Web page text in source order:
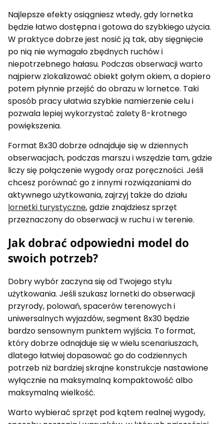
Najlepsze efekty osiągniesz wtedy, gdy lornetka
będzie łatwo dostępna i gotowa do szybkiego użycia.
W praktyce dobrze jest nosić ją tak, aby sięgnięcie
po nią nie wymagało zbędnych ruchów i
niepotrzebnego hałasu. Podczas obserwacji warto
najpierw zlokalizować obiekt gołym okiem, a dopiero
potem płynnie przejść do obrazu w lornetce. Taki
sposób pracy ułatwia szybkie namierzenie celu i
pozwala lepiej wykorzystać zalety 8-krotnego
powiększenia.
Format 8x30 dobrze odnajduje się w dziennych
obserwacjach, podczas marszu i wszędzie tam, gdzie
liczy się połączenie wygody oraz poręczności. Jeśli
chcesz porównać go z innymi rozwiązaniami do
aktywnego użytkowania, zajrzyj także do działu
lornetki turystyczne, gdzie znajdziesz sprzęt
przeznaczony do obserwacji w ruchu i w terenie.
Jak dobrać odpowiedni model do
swoich potrzeb?
Dobry wybór zaczyna się od Twojego stylu
użytkowania. Jeśli szukasz lornetki do obserwacji
przyrody, polowań, spacerów terenowych i
uniwersalnych wyjazdów, segment 8x30 będzie
bardzo sensownym punktem wyjścia. To format,
który dobrze odnajduje się w wielu scenariuszach,
dlatego łatwiej dopasować go do codziennych
potrzeb niż bardziej skrajne konstrukcje nastawione
wyłącznie na maksymalną kompaktowość albo
maksymalną wielkość.
Warto wybierać sprzęt pod kątem realnej wygody,